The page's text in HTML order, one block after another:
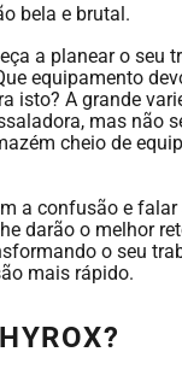
bela e brutal.
a planear o seu
equipamento
isto? A grande
mas não
cheio de
a confusão e falar
darão o melhor
o seu
mais rápido.